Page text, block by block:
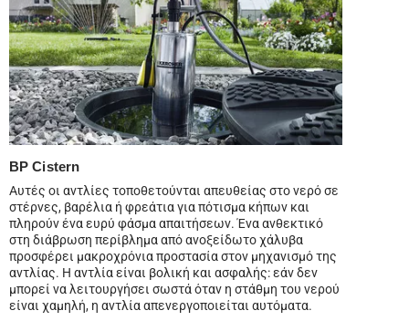
BP Cistern
Αυτές οι αντλίες τοποθετούνται απευθείας στο νερό σε
στέρνες, βαρέλια ή φρεάτια για πότισμα κήπων και
πληρούν ένα ευρύ φάσμα απαιτήσεων. Ένα ανθεκτικό
στη διάβρωση περίβλημα από ανοξείδωτο χάλυβα
προσφέρει μακροχρόνια προστασία στον μηχανισμό της
αντλίας. Η αντλία είναι βολική και ασφαλής: εάν δεν
μπορεί να λειτουργήσει σωστά όταν η στάθμη του νερού
είναι χαμηλή, η αντλία απενεργοποιείται αυτόματα.